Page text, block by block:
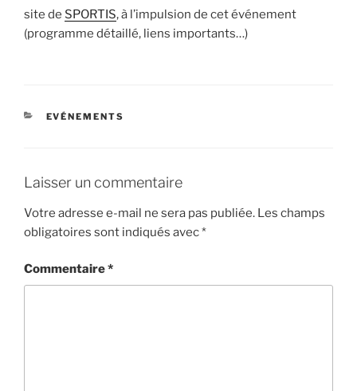
site de SPORTIS, à l’impulsion de cet événement
(programme détaillé, liens importants…)
EVÉNEMENTS
Laisser un commentaire
Votre adresse e-mail ne sera pas publiée. Les champs
obligatoires sont indiqués avec*
Commentaire*